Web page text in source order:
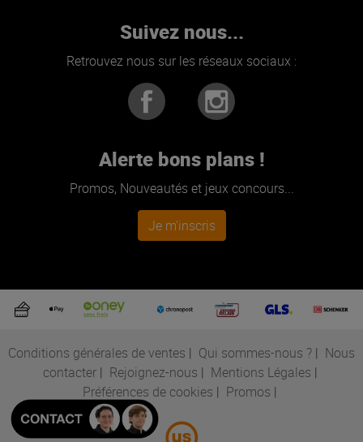
Suivez nous...
Retrouvez nous sur les réseaux sociaux :
Alerte bons plans !
Promos, Nouveautés et jeux concours...
Je m'inscris
Conditions générales de ventes | Qui sommes-nous ? | Nous
contacter| Rejoignez-nous | Mentions Légales |
Préférences de cookies | Promos |